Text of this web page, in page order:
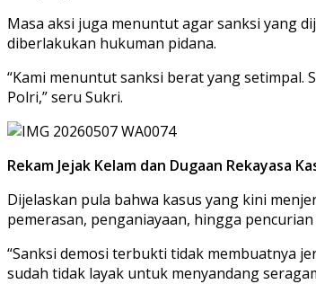
Masa aksi juga menuntut agar sanksi yang
diberlakukan hukuman pidana.
“Kami menuntut sanksi berat yang setimpal.
Polri,” seru Sukri.
Rekam Jejak Kelam dan Dugaan Rekayasa
Dijelaskan pula bahwa kasus yang kini
pemerasan, penganiayaan, hingga
“Sanksi demosi terbukti tidak membuatnya
sudah tidak layak untuk menyandang